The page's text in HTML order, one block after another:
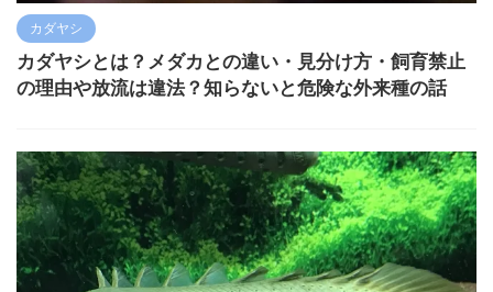
カダヤシ
カダヤシとは？メダカとの違い・見分け方・飼育禁止
の理由や放流は違法？知らないと危険な外来種の話